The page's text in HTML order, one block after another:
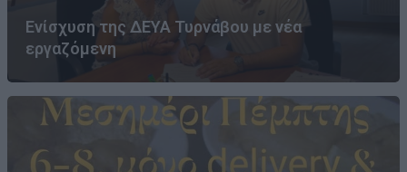
Ενίσχυση της ΔΕΥΑ Τυρνάβου με νέα
εργαζόμενη